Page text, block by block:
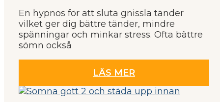
En hypnos för att sluta gnissla tänder
vilket ger dig bättre tänder, mindre
spänningar och minkar stress. Ofta bättre
sömn också
LÄS MER